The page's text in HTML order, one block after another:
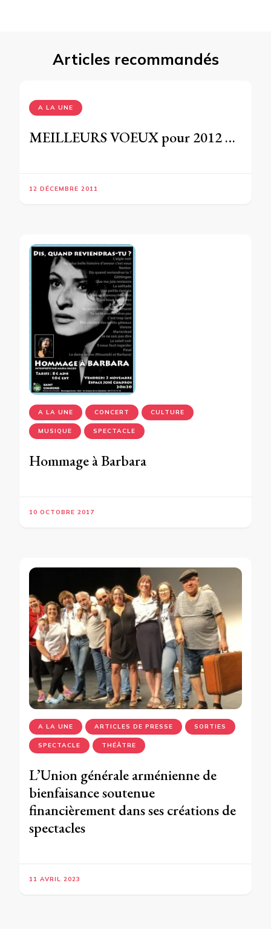
Articles recommandés
A LA UNE
MEILLEURS VOEUX pour 2012 …
12 DÉCEMBRE 2011
A LA UNE CONCERT CULTURE
MUSIQUE SPECTACLE
Hommage à Barbara
10 OCTOBRE 2017
A LA UNE ARTICLES DE PRESSE SORTIES
SPECTACLE THÉÂTRE
L’Union générale arménienne de
bienfaisance soutenue
financièrement dans ses créations de
spectacles
11 AVRIL 2023